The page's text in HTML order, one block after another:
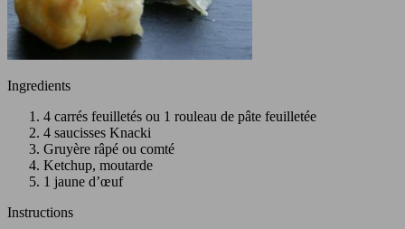
Ingredients
4 carrés feuilletés ou 1 rouleau de pâte feuilletée
4 saucisses Knacki
Gruyère râpé ou comté
Ketchup, moutarde
1 jaune d’œuf
Instructions